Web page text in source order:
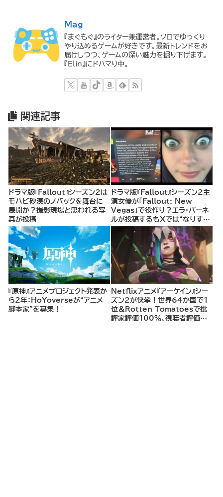
Mag
『まぐもぐ』のライター兼運営者。ソロでゆっくり
やり込めるゲームが好きです。最新トレンドをお
届けしつつ、ゲームの深い魅力を掘り下げます。
『Elin』にドハマり中。
関連記事
ドラマ版『Fallout』シーズン2は
モハビ砂漠のノバックを舞台に
展開か？撮影現場と思われる写
真が投稿
ドラマ版『Fallout』シーズン2主
演女優が「Fallout: New
Vegas」で役作り？エラ・パーネ
ルが投稿するもXでは“なりすま
し”の可能性を指摘
『原神』アニメプロジェクト発表か
ら2年：HoYoverseが“アニメ
脚本家”を募集！
Netflixアニメ『アーケイン』シー
ズン2が快挙！世界64か国で1
位＆Rotten Tomatoesで批
評家評価100％、視聴者評価